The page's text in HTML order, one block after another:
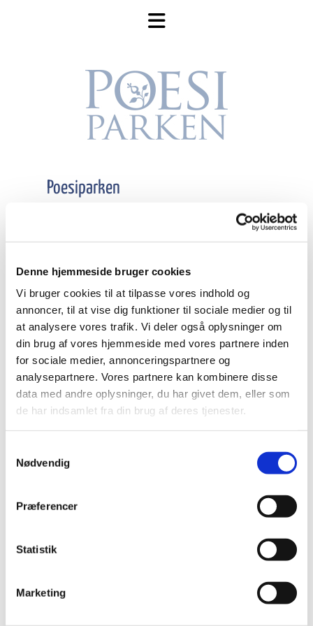
Denne hjemmeside bruger cookies
Vi bruger cookies til at tilpasse vores indhold og
annoncer, til at vise dig funktioner til sociale medier og til
at analysere vores trafik. Vi deler også oplysninger om
din brug af vores hjemmeside med vores partnere inden
for sociale medier, annonceringspartnere og
analysepartnere. Vores partnere kan kombinere disse
data med andre oplysninger, du har givet dem, eller som
de har indsamlet fra din brug af deres tjenester.
Nødvendig
Præferencer
Statistik
Marketing
Poesiparken
Frederikshavn Byfond administrerer
2017- og er inspireret af Frederikshavns
venskabsby Larvik.
Poesiparken er poesi, vers og citater,
som du kan se rundt omkring i vores by.
Du finder værkerne på gavle, bygninger,
trapper, i belædninger og mange andre
steder. Det er kultur i øjenhøjde og poesi
på "Frederikshavnsk".
Læs mere påPoesiparkens hjemmeside
Poesiparkens venner
stiftet. Det er en privat forening hvis